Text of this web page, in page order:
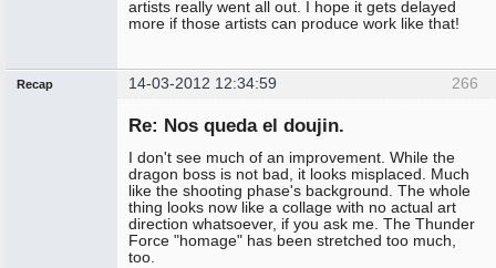
artists really went all out. I hope it gets delayed
more if those artists can produce work like that!
266
Recap 14-03-2012 12:34:59
Re: Nos queda el doujin.
I don't see much of an improvement. While the
dragon boss is not bad, it looks misplaced. Much
like the shooting phase's background. The whole
thing looks now like a collage with no actual art
direction whatsoever, if you ask me. The Thunder
Force "homage" has been stretched too much,
too.